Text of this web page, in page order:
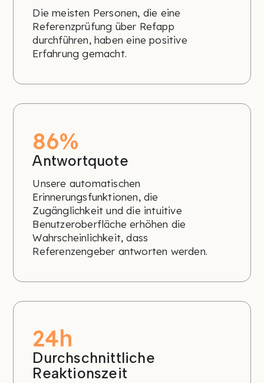
Die meisten Personen, die eine
Referenzprüfung über Refapp
durchführen, haben eine positive
Erfahrung gemacht.
86%
Antwortquote
Unsere automatischen
Erinnerungsfunktionen, die
Zugänglichkeit und die intuitive
Benutzeroberfläche erhöhen die
Wahrscheinlichkeit, dass
Referenzengeber antworten werden.
24h
Durchschnittliche
Reaktionszeit